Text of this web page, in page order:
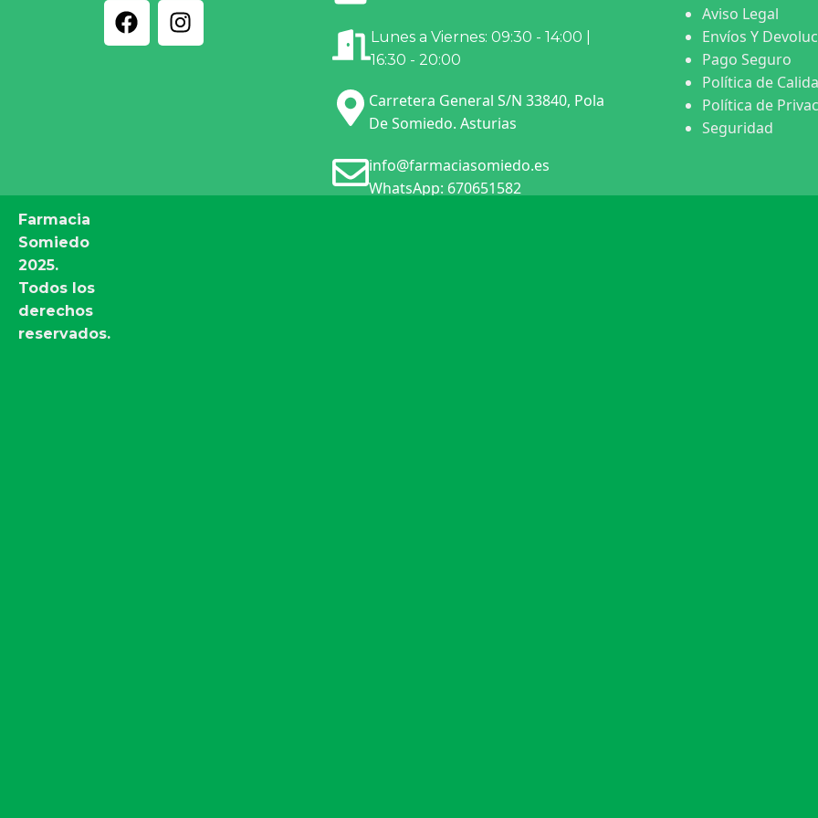
Lunes a Viernes: 09:30 - 14:00 |
16:30 - 20:00
Carretera General S/N 33840, Pola
De Somiedo. Asturias
info@farmaciasomiedo.es
WhatsApp: 670651582
Aviso Legal
Envíos Y
Pago Seguro
Política de
Política de
Seguridad
Farmacia
Somiedo
2025.
Todos los
derechos
reservados.